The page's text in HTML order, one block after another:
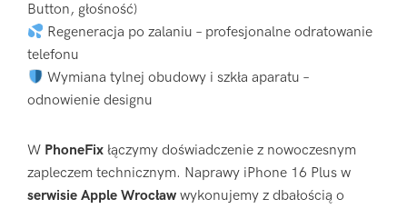
Button, głośność)
Regeneracja po zalaniu – profesjonalne odratowanie
telefonu
Wymiana tylnej obudowy i szkła aparatu –
odnowienie designu
W PhoneFix łączymy doświadczenie z nowoczesnym
zapleczem technicznym. Naprawy iPhone 16 Plus w
serwisie Apple Wrocław wykonujemy z dbałością o